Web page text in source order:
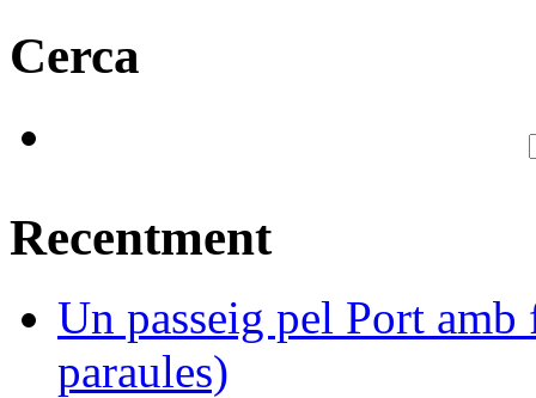
Cerca
Recentment
Un passeig pel Port
paraules)